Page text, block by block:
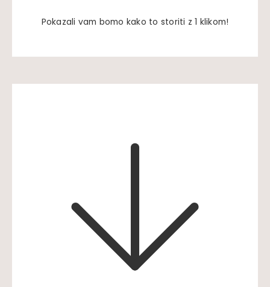
Pokazali vam bomo kako to storiti z 1 klikom!